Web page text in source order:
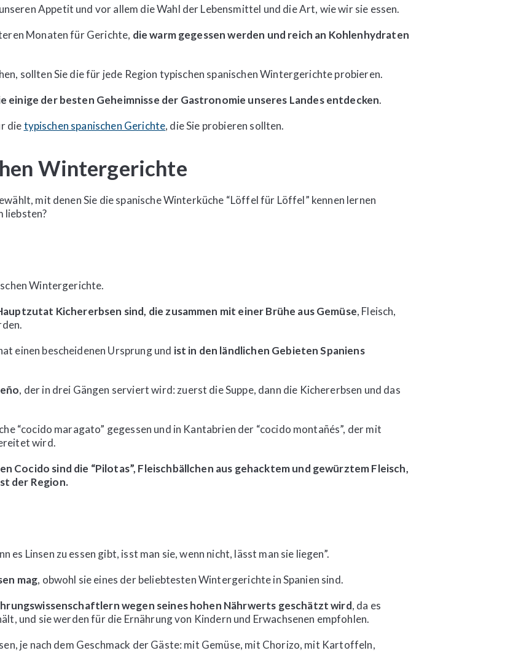
Appetit und vor allem die Wahl der Lebensmittel und die Art, wie wir sie essen.
Monaten für Gerichte, die warm gegessen werden und reich an Kohlenhydraten
sollten Sie die für jede Region typischen spanischen Wintergerichte probieren.
einige der besten Geheimnisse der Gastronomie unseres Landes entdecken.
dietypischen spanischen Gerichte, die Sie probieren sollten.
Wintergerichte
mit denen Sie die spanische Winterküche “Löffel für Löffel” kennen lernen
liebsten?
Wintergerichte.
Kichererbsen sind, die zusammen mit einer Brühe aus Gemüse, Fleisch,
einen bescheidenen Ursprung und ist in den ländlichen Gebieten Spaniens
, der in drei Gängen serviert wird: zuerst die Suppe, dann die Kichererbsen und das
“cocido maragato” gegessen und in Kantabrien der “cocido montañés”, der mit
wird.
Cocido sind die “Pilotas”, Fleischbällchen aus gehacktem und gewürztem Fleisch,
der Region.
es Linsen zu essen gibt, isst man sie, wenn nicht, lässt man sie liegen”.
mag, obwohl sie eines der beliebtesten Wintergerichte in Spanien sind.
wegen seines hohen Nährwerts geschätzt wird, da es
und sie werden für die Ernährung von Kindern und Erwachsenen empfohlen.
je nach dem Geschmack der Gäste: mit Gemüse, mit Chorizo, mit Kartoffeln,